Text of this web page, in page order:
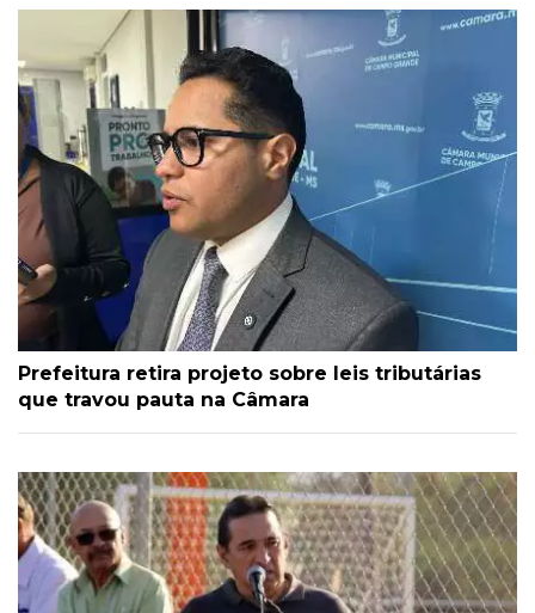
Prefeitura retira projeto sobre leis tributárias
que travou pauta na Câmara